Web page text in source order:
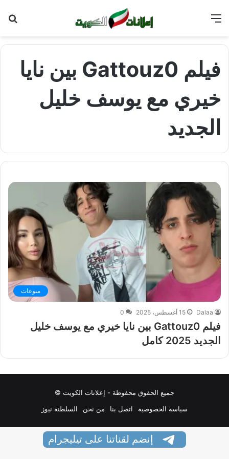
فيلم Gattouz0 بين نايا
خيري مع يوسف خليل
الجديد
منوعات
Dalaa 15 أغسطس، 2025 0
فيلم Gattouz0 بين نايا خيري مع يوسف خليل
الجديد 2025 كامل
جميع الحقوق محفوظة - إعلانات الكويت ©
سياسة الخصوصية
اتصل بنا من نحن السلطنة نيوز
إنضم لقناتنا على تيليجرام